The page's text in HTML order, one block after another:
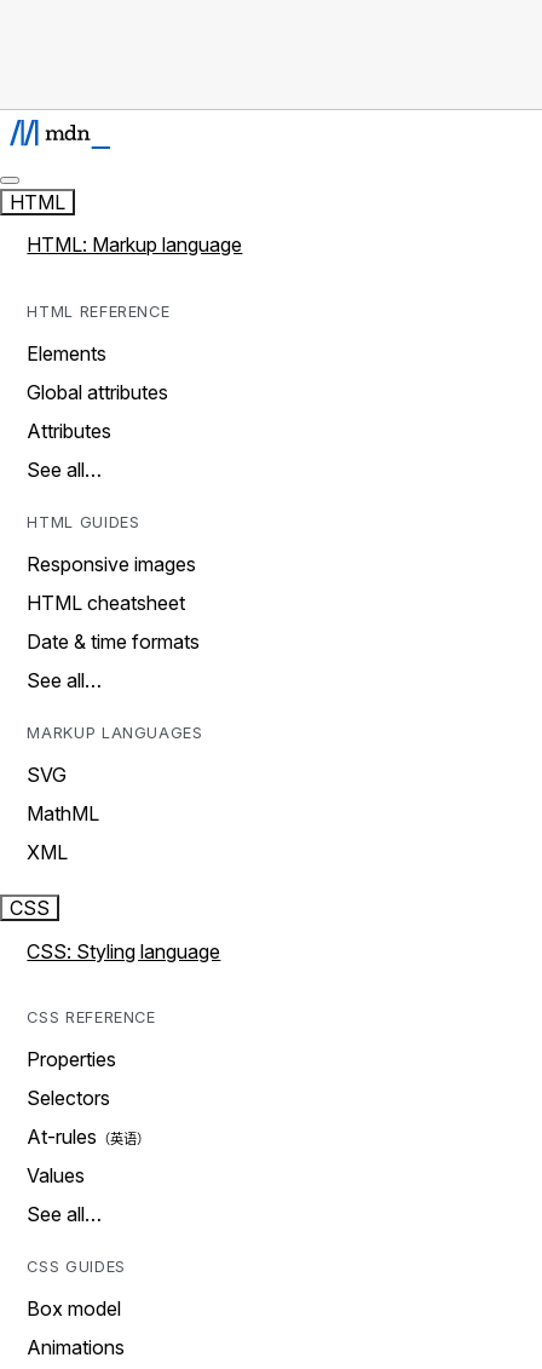
HTML
HTML: Markup language
HTML REFERENCE
Elements
Global attributes
Attributes
See all…
HTML GUIDES
Responsive images
HTML cheatsheet
Date & time formats
See all…
MARKUP LANGUAGES
SVG
MathML
XML
CSS
CSS: Styling language
CSS REFERENCE
Properties
Selectors
At-rules
Values
See all…
CSS GUIDES
Box model
Animations